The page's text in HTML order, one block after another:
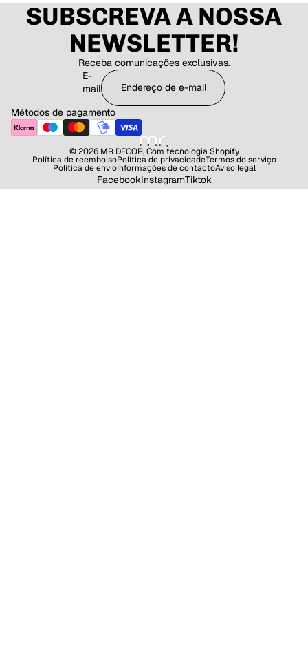
SUBSCREVA A NOSSA
NEWSLETTER!
Receba comunicações exclusivas.
E-
mail
Métodos de pagamento
© 2026 MR DECOR,Com tecnologia Shopify
Política de reembolsoPolítica de privacidadeTermos do serviço
Política de envioInformações de contactoAviso legal
FacebookInstagramTiktok